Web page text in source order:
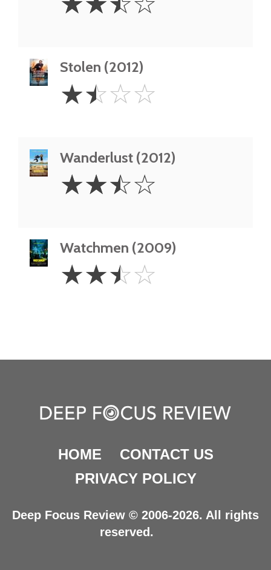
Stars
Stolen (2012)
1.5
Stars
☆☆☆☆
Wanderlust (2012)
2.5
Stars
☆☆☆☆
Watchmen (2009)
2.5
Stars
☆☆☆☆
HOME
CONTACT US
PRIVACY POLICY
Deep Focus Review © 2006-2026. All rights
reserved.